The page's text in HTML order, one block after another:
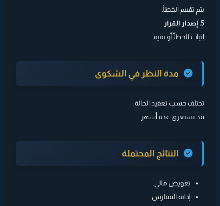
يتم تقييم الخطأ.
5. إصدار القرار
إثبات الخطأ أو نفيه.
مدة النظر في الشكوى
تختلف حسب تعقيد الحالة.
قد تستغرق عدة أشهر.
النتائج المحتملة
تعويض مالي.
إدانة الممارس.